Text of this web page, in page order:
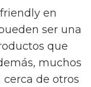
en
ser una
que
muchos
de otros